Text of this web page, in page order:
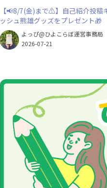
【📢8/7(金)まで⚠】自己紹介投稿
ッシュ熊雄グッズをプレゼント🎁
よっぴ@ひよこらぼ運営事務局
2026-07-21